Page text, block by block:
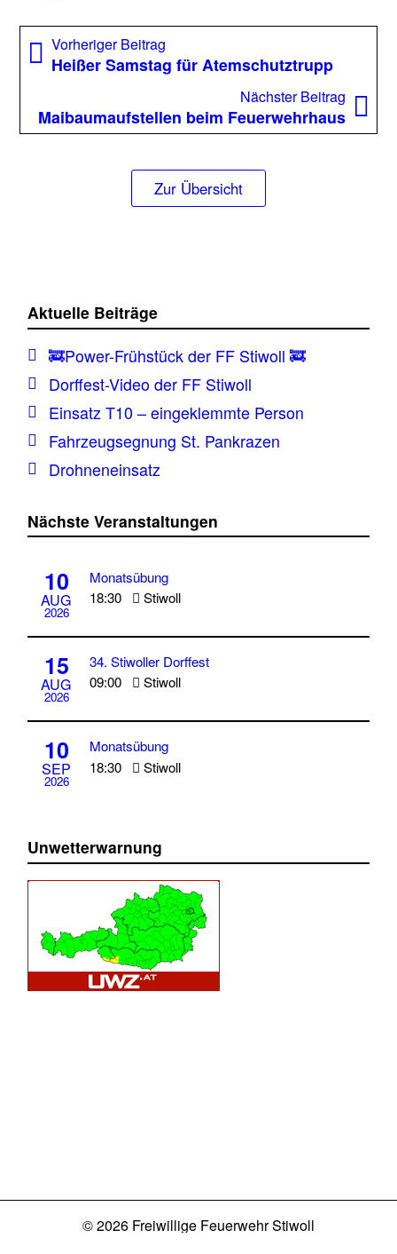
Beitragsnavigation
Vorheriger Beitrag
Beitrag:
Heißer Samstag für Atemschutztrupp
Nächster Beitrag
Maibaumaufstellen beim Feuerwehrhaus
Zur Übersicht
Aktuelle Beiträge
🚒Power-Frühstück der FF Stiwoll 🚒
Dorffest-Video der FF Stiwoll
Einsatz T10 – eingeklemmte Person
Fahrzeugsegnung St. Pankrazen
Drohneneinsatz
Nächste Veranstaltungen
10
AUG
2026
Monatsübung
18:30
Stiwoll
15
AUG
2026
34. Stiwoller Dorffest
09:00
Stiwoll
10
SEP
2026
Monatsübung
18:30
Stiwoll
Unwetterwarnung
© 2026 Freiwillige Feuerwehr Stiwoll